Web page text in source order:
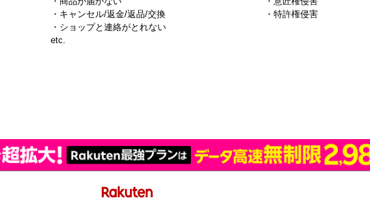
・キャンセル/返金/返品/交換
・ショップと連絡がとれない
etc.
・特許権侵害